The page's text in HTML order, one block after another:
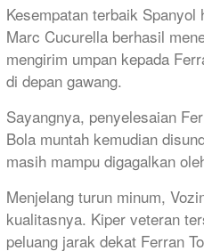
Kesempatan terbaik
Marc Cucurella berhasil
mengirim umpan kepada
di depan gawang.
Sayangnya, penyelesaian
Bola muntah kemudian
masih mampu digagalkan
Menjelang turun minum,
kualitasnya. Kiper veteran
peluang jarak dekat Ferran